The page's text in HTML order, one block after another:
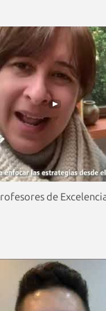
de